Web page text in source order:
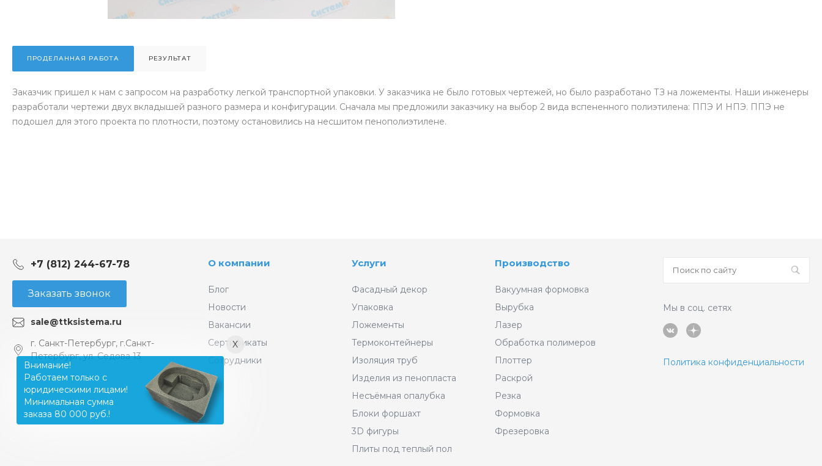
ПРОДЕЛАННАЯ РАБОТА РЕЗУЛЬТАТ
Заказчик пришел к нам с запросом на разработку легкой транспортной упаковки. У заказчика не было готовых чертежей, но было разработано ТЗ на ложементы. Наши инженеры
разработали чертежи двух вкладышей разного размера и конфигурации. Сначала мы предложили заказчику на выбор 2 вида вспененного полиэтилена: ППЭ И НПЭ. ППЭ не
подошел для этого проекта по плотности, поэтому остановились на несшитом пенополиэтилене.
+7 (812) 244-67-78
Заказать звонок
sale@ttksistema.ru
г. Санкт-Петербург, г.Санкт-
Петербург, ул. Седова 13
О компании
Блог
Новости
Вакансии
Сертификаты
Сотрудники
Услуги
Фасадный декор
Упаковка
Ложементы
Термоконтейнеры
Изоляция труб
Изделия из пенопласта
Несъёмная опалубка
Блоки форшахт
3D фигуры
Плиты под теплый пол
Производство
Вакуумная формовка
Вырубка
Лазер
Обработка полимеров
Плоттер
Раскрой
Резка
Формовка
Фрезеровка
Мы в соц. сетях
Политика конфиденциальности
X
Внимание!
Работаем только с
юридическими лицами!
Минимальная сумма
заказа 80 000 руб.!